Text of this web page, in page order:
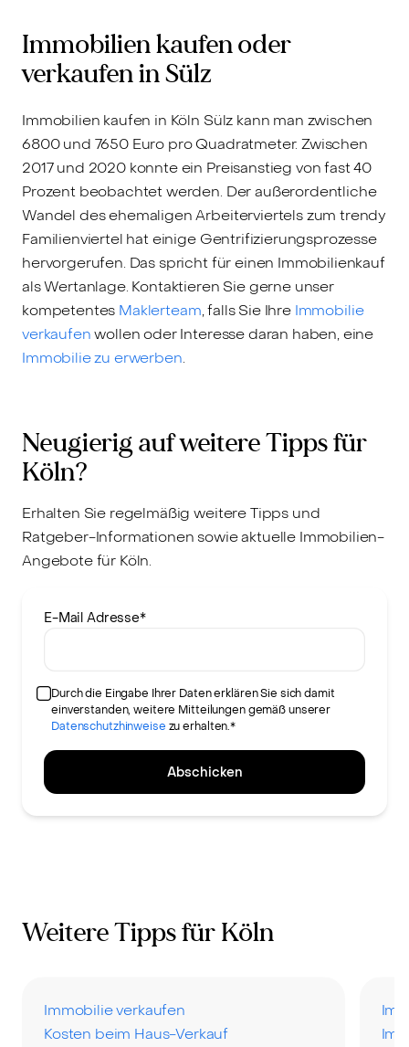
Immobilien kaufen oder
verkaufen in Sülz
Immobilien kaufen in Köln Sülz kann man zwischen
6800 und 7650 Euro pro Quadratmeter. Zwischen
2017 und 2020 konnte ein Preisanstieg von fast 40
Prozent beobachtet werden. Der außerordentliche
Wandel des ehemaligen Arbeiterviertels zum trendy
Familienviertel hat einige Gentrifizierungsprozesse
hervorgerufen. Das spricht für einen Immobilienkauf
als Wertanlage. Kontaktieren Sie gerne unser
kompetentes Maklerteam, falls Sie Ihre Immobilie
verkaufenwollen oder Interesse daran haben, eine
Immobilie zu erwerben.
Neugierig auf weitere Tipps für
Köln?
Erhalten Sie regelmäßig weitere Tipps und
Ratgeber-Informationen sowie aktuelle Immobilien-
Angebote für Köln.
E-Mail Adresse*
Durch die Eingabe Ihrer Daten erklären Sie sich damit
einverstanden, weitere Mitteilungen gemäß unserer
Datenschutzhinweise zu erhalten.*
Abschicken
Weitere Tipps für Köln
Immobilie verkaufen
Kosten beim Haus-Verkauf